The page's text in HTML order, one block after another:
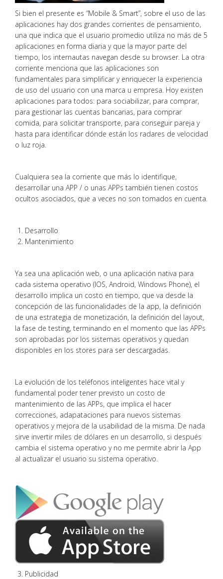
Si bien el presente es “Mobile & Smart”, sobre el uso de las
aplicaciones hay dos grandes corrientes de pensamiento,
una que indica que el usuario promedio utiliza no más de 5
aplicaciones en forma diaria y que la mayor parte del
tiempo, los internautas navegan desde su browser. La otra
corriente menciona que las aplicaciones son
fundamentales para simplificar y enriquecer la experiencia
de uso del usuario con una marca u empresa. Hoy existen
aplicaciones para todos: para sociabilizar, para comprar,
para gestionar las cuentas bancarias, para comprar
comida, para solicitar transporte, para conseguir pareja y
hasta para identificar dónde están los radares de velocidad
o luz roja.
Cualquiera sea la corriente que más lo identifique,
desarrollar una APP / o unas APPs también tienen costos
ocultos asociados, que a veces no son tomados en cuenta.
Desarrollo
Mantenimiento
Ya sea una aplicación web, o una aplicación nativa para
cada sistema operativo (IOS, Android, Windows Phone), el
desarrollo implica un costo en tiempo, que va desde la
concepción de las funcionalidades de la app, la definición
de una estrategia de monetización, la definición del layout,
la fase de testing, terminando en el momento que las APPs
son aprobadas por los sistemas operativos y quedan
disponibles en los stores para ser descargadas.
La evolución de los teléfonos inteligentes hace vital y
fundamental poder tener previsto un costo de
mantenimiento de las APPs, que implica el hacer
correcciones, adapataciones para nuevos sistemas
operativos y mejora de la usabilidad de la misma. De nada
sirve invertir miles de dólares en un desarrollo, si después
cambia el sistema operativo y no me permite abrir la App
al actualizar el usuario su sistema operativo.
Publicidad